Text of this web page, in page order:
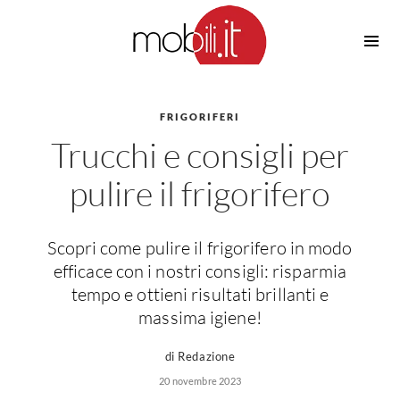
Cucine Moderne
Cucine Country
Consigli Cucine
Attrezzature Interne
Elettrodomestici
Irrigazione
Casette in Legno
Amaca
Pergole
Giardinaggio
Piante
FRIGORIFERI
Trucchi e consigli per
pulire il frigorifero
Scopri come pulire il frigorifero in modo
efficace con i nostri consigli: risparmia
tempo e ottieni risultati brillanti e
massima igiene!
di Redazione
20 novembre 2023